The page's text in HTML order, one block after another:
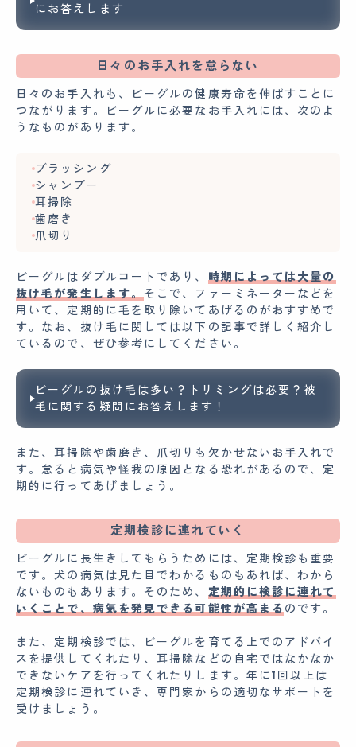
にお答えします
日々のお手入れを怠らない
日々のお手入れも、ビーグルの健康寿命を伸ばすことに
つながります。ビーグルに必要なお手入れには、次のよ
うなものがあります。
ブラッシング
シャンプー
耳掃除
歯磨き
爪切り
ビーグルはダブルコートであり、 時期によっては大量の
抜け毛が発生します。そこで、ファーミネーターなどを
用いて、定期的に毛を取り除いてあげるのがおすすめで
す。なお、抜け毛に関しては以下の記事で詳しく紹介し
ているので、ぜひ参考にしてください。
ビーグルの抜け毛は多い？トリミングは必要？被
毛に関する疑問にお答えします！
また、耳掃除や歯磨き、爪切りも欠かせないお手入れで
す。怠ると病気や怪我の原因となる恐れがあるので、定
期的に行ってあげましょう。
定期検診に連れていく
ビーグルに長生きしてもらうためには、定期検診も重要
です。犬の病気は見た目でわかるものもあれば、わから
ないものもあります。そのため、 定期的に検診に連れて
いくことで、病気を発見できる可能性が高まるのです。
また、定期検診では、ビーグルを育てる上でのアドバイ
スを提供してくれたり、耳掃除などの自宅ではなかなか
できないケアを行ってくれたりします。年に1回以上は
定期検診に連れていき、専門家からの適切なサポートを
受けましょう。